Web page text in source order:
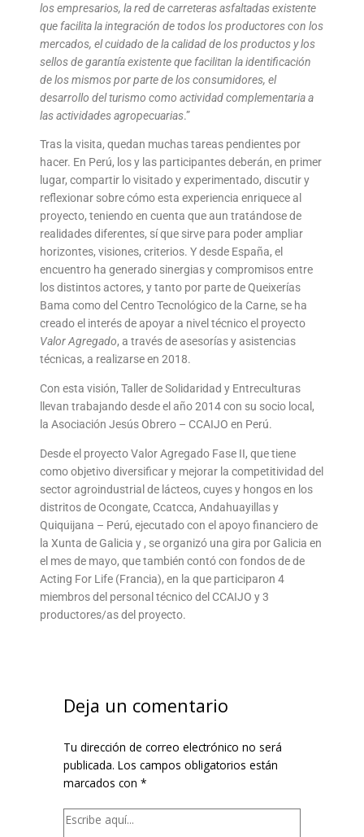
los empresarios, la red de carreteras asfaltadas existente
que facilita la integración de todos los productores con los
mercados, el cuidado de la calidad de los productos y los
sellos de garantía existente que facilitan la identificación
de los mismos por parte de los consumidores, el
desarrollo del turismo como actividad complementaria a
las actividades agropecuarias.”
Tras la visita, quedan muchas tareas pendientes por
hacer. En Perú, los y las participantes deberán, en primer
lugar, compartir lo visitado y experimentado, discutir y
reflexionar sobre cómo esta experiencia enriquece al
proyecto, teniendo en cuenta que aun tratándose de
realidades diferentes, sí que sirve para poder ampliar
horizontes, visiones, criterios. Y desde España, el
encuentro ha generado sinergias y compromisos entre
los distintos actores, y tanto por parte de Queixerías
Bama como del Centro Tecnológico de la Carne, se ha
creado el interés de apoyar a nivel técnico el proyecto
Valor Agregado, a través de asesorías y asistencias
técnicas, a realizarse en 2018.
Con esta visión, Taller de Solidaridad y Entreculturas
llevan trabajando desde el año 2014 con su socio local,
la Asociación Jesús Obrero – CCAIJO en Perú.
Desde el proyecto Valor Agregado Fase II, que tiene
como objetivo diversificar y mejorar la competitividad del
sector agroindustrial de lácteos, cuyes y hongos en los
distritos de Ocongate, Ccatcca, Andahuayillas y
Quiquijana – Perú, ejecutado con el apoyo financiero de
la Xunta de Galicia y , se organizó una gira por Galicia en
el mes de mayo, que también contó con fondos de de
Acting For Life (Francia), en la que participaron 4
miembros del personal técnico del CCAIJO y 3
productores/as del proyecto.
Deja un comentario
Tu dirección de correo electrónico no será
publicada. Los campos obligatorios están
marcados con*